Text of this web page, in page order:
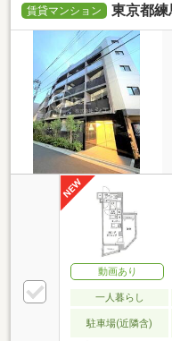
賃貸マンション 東京都
動画あり
一人暮らし
駐車場(近隣含)